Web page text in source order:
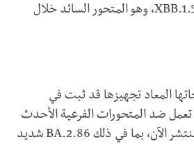
جرعة هذا العام متحور XBB.1.5، وهو المتحور السائد خلال
المعاد تجهيزها قد ثبت في
تعمل ضد المتحورات الفرعية الأحدث
من متحور أوميكرون المنتشر الآن، بما في ذلك BA.2.86 شديد